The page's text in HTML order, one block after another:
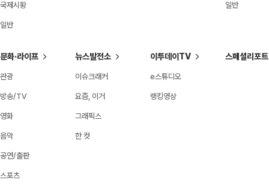
국제시황
일반
일반
문화·라이프
관광
방송/TV
영화
음악
공연/출판
스포츠
뉴스발전소
이슈크래커
요즘, 이거
그래픽스
한 컷
이투데이TV
e스튜디오
랭킹영상
스페셜리포트